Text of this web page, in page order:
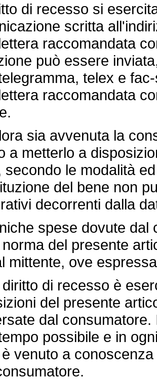
di recesso si
scritta
raccomandata
può essere
telex e
raccomandata
sia avvenuta la
a metterlo a
secondo le modalità
del bene non
decorrenti dalla
spese dovute dal
del presente
mittente, ove
di recesso è
del presente
dal
possibile e in
venuto a